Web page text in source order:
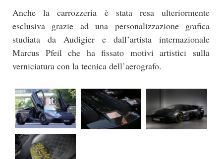
Anche la carrozzeria è stata resa ulteriormente
esclusiva grazie ad una personalizzazione grafica
studiata da Audigier e dall’artista internazionale
Marcus Pfeil che ha fissato motivi artistici sulla
verniciatura con la tecnica dell’aerografo.